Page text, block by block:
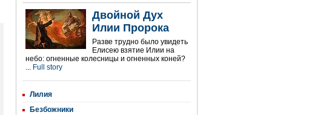
Двойной Дух
Илии Пророка
Разве трудно было увидеть
Елисею взятие Илии на
небо: огненные колесницы и огненных коней?
... Full story
Лилия
Безбожники